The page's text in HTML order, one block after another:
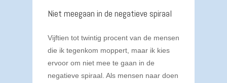
Niet meegaan in de negatieve spiraal
Vijftien tot twintig procent van de mensen
die ik tegenkom moppert, maar ik kies
ervoor om niet mee te gaan in de
negatieve spiraal. Als mensen naar doen